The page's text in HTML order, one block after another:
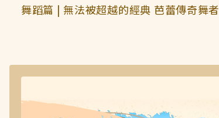
舞蹈篇 | 無法被超越的經典 芭蕾傳奇舞者